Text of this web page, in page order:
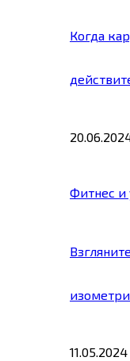
Когда
Фитнес и
11.05.2024